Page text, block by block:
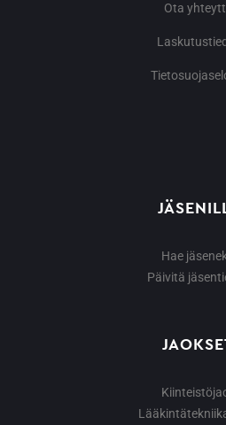
Ota
Hae
Päivitä